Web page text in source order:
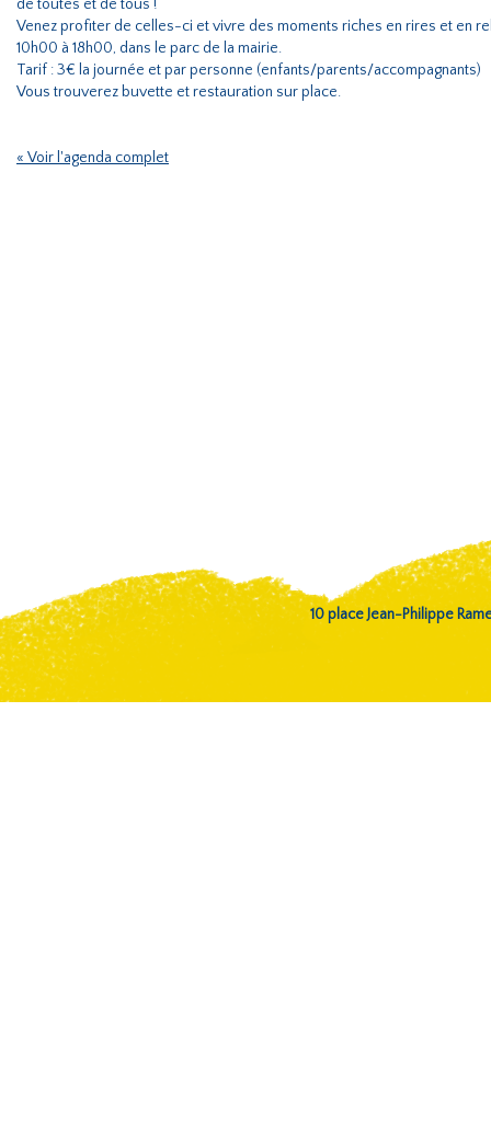
de toutes et de tous !
Venez profiter de celles-ci et vivre des moments riches en rires et en
10h00 à 18h00, dans le parc de la mairie.
Tarif : 3€ la journée et par personne (enfants/parents/accompagnants)
Vous trouverez buvette et restauration sur place.
« Voir l'agenda complet
10 place Jean-Philippe